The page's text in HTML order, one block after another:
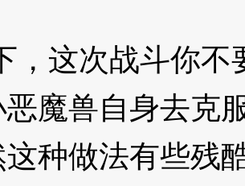
这次战斗你不
魔兽自身去克
做法有些残酷